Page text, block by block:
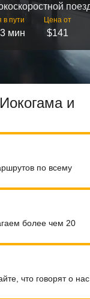
в пути
мин
Цена от
$141
и
по всему
более чем 20
что говорят о нас